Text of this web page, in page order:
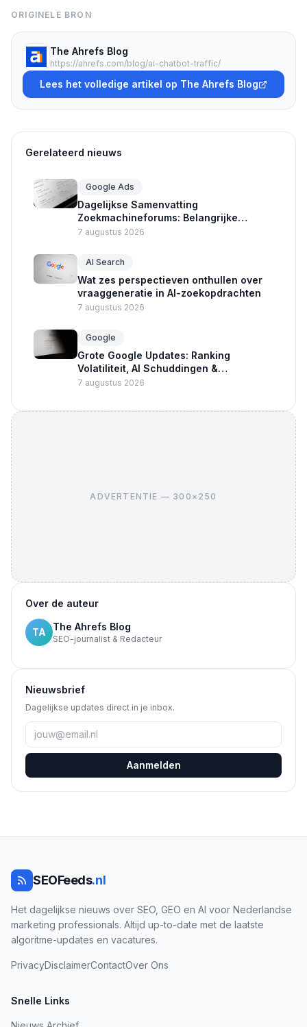
ORIGINELE BRON
The Ahrefs Blog
https://ahrefs.com/blog/ai-chatbot-traffic/
Lees het volledige artikel op The Ahrefs Blog
Gerelateerd nieuws
Google Ads
Dagelijkse Samenvatting
Zoekmachineforums: Belangrijke
Updates Google Ads en Crawlers
7 augustus 2026
AI Search
Wat zes perspectieven onthullen over
vraaggeneratie in AI-zoekopdrachten
7 augustus 2026
Google
Grote Google Updates: Ranking
Volatiliteit, AI Schuddingen &
Advertentie Nieuws
7 augustus 2026
ADVERTENTIE — 300×250
Over de auteur
TA The Ahrefs Blog
SEO-journalist & Redacteur
Nieuwsbrief
Dagelijkse updates direct in je inbox.
Aanmelden
SEOFeeds.nl
Het dagelijkse nieuws over SEO, GEO en AI voor Nederlandse
marketing professionals. Altijd up-to-date met de laatste
algoritme-updates en vacatures.
PrivacyDisclaimerContactOver Ons
Snelle Links